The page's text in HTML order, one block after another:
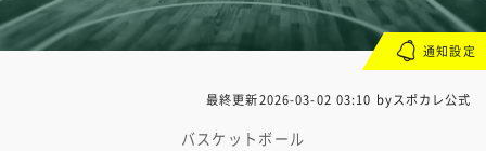
最終更新2026-03-02 03:10 byスポカレ公式
バスケットボール
通知設定